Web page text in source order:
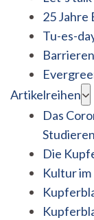
25 Jahre
Tu-es-
Barrieren
Artikelreihen
Das
Die
Kultur